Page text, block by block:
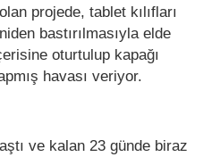
projede, tablet kılıfları
bastırılmasıyla elde
oturtulup kapağı
havası veriyor.
ve kalan 23 günde biraz